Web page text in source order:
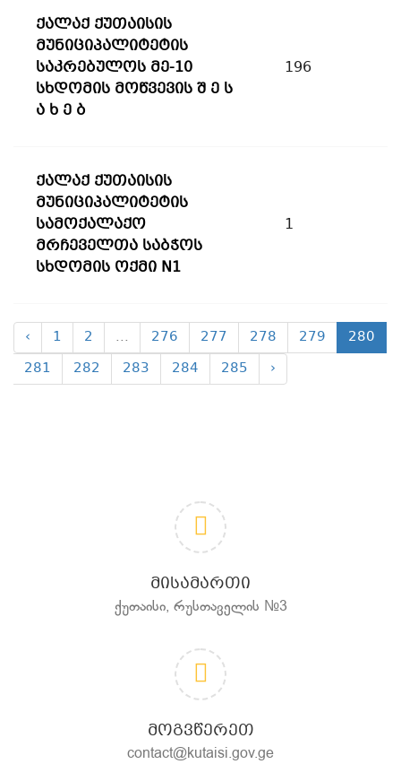
ქალაქ ქუთაისის
მუნიციპალიტეტის
საკრებულოს მე-10
სხდომის მოწვევის შ ე ს
ა ხ ე ბ
196
ქალაქ ქუთაისის
მუნიციპალიტეტის
სამოქალაქო
მრჩეველთა საბჭოს
სხდომის ოქმი N1
1
‹ 1 2 ... 276 277 278 279
280
281
282 283 284 285 ›
ᲛᲘᲡᲐᲛᲐᲠᲗᲘ
ქუთაისი, რუსთაველის №3
ᲛᲝᲒᲕᲬᲔᲠᲔᲗ
contact@kutaisi.gov.ge